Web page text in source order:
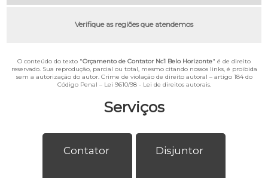
Serviços
Contator Disjuntor
Verifique as regiões que atendemos
O conteúdo do texto "Orçamento de Contator Nc1 Belo Horizonte" é de direito
reservado. Sua reprodução, parcial ou total, mesmo citando nossos links, é proibida
sem a autorização do autor. Crime de violação de direito autoral – artigo 184 do
Código Penal – Lei 9610/98 - Lei de direitos autorais.